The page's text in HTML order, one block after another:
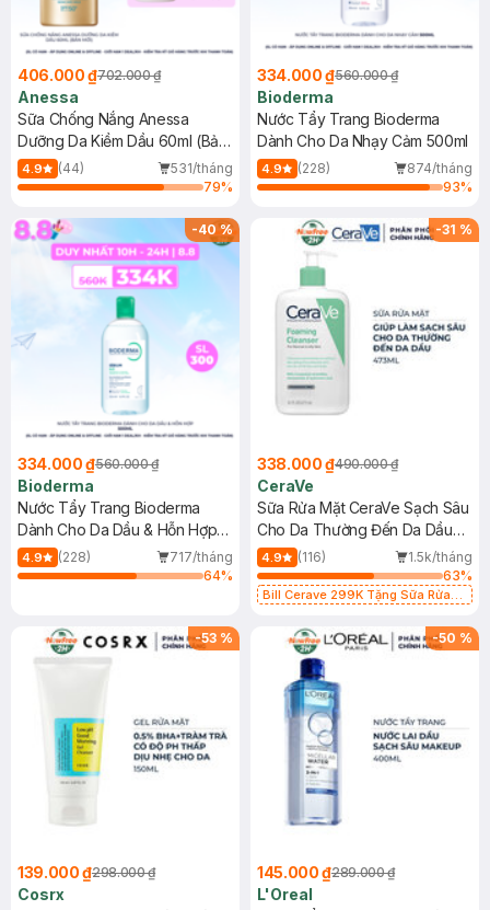
406.000 ₫702.000 ₫
Anessa
Sữa Chống Nắng Anessa
Dưỡng Da Kiềm Dầu 60ml (Bản
Mới)
4.9 (44)
531/tháng
79%
334.000 ₫560.000 ₫
Bioderma
Nước Tẩy Trang Bioderma
Dành Cho Da Nhạy Cảm 500ml
4.9 (228)
874/tháng
93%
-40%
334.000 ₫560.000 ₫
Bioderma
Nước Tẩy Trang Bioderma
Dành Cho Da Dầu & Hỗn Hợp
500ml
4.9 (228)
717/tháng
64%
-31 %
338.000 ₫490.000 ₫
CeraVe
Sữa Rửa Mặt CeraVe Sạch Sâu
Cho Da Thường Đến Da Dầu
473ml
4.9 (116)
1.5k/tháng
63%
Bill Cerave 299K Tặng Sữa Rửa
-53 %
139.000 ₫298.000 ₫
Cosrx
-50 %
145.000 ₫289.000 ₫
L'Oreal